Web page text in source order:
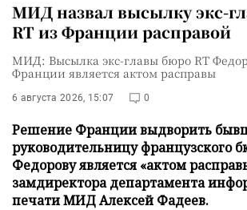
МИД назвал высылку экс-
RT из Франции расправой
МИД: Высылка экс-главы бюро RT
Франции является актом расправы
6 августа 2026, 15:07 0
Решение Франции выдворить
руководительницу французского
Федорову является «актом
замдиректора департамента
печати МИД Алексей Фадеев.